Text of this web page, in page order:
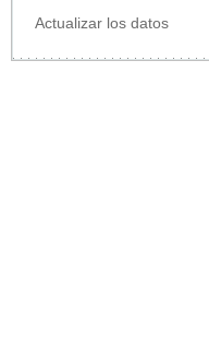
Actualizar los datos